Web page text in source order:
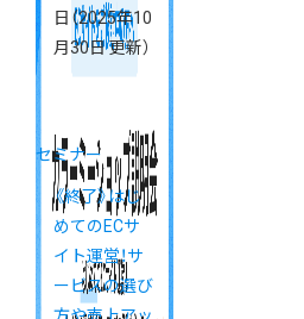
日 （2025年10
月30日 更新）
セミナー
《終了》はじ
めてのECサ
イト運営！サ
ービスの選び